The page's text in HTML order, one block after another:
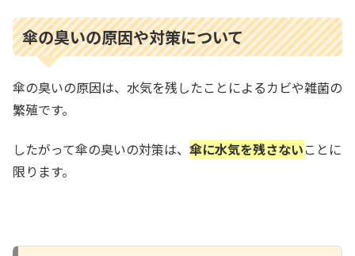
傘の臭いの原因や対策について
傘の臭いの原因は、水気を残したことによるカビや雑菌の
繁殖です。
したがって傘の臭いの対策は、 傘に水気を残さないことに
限ります。